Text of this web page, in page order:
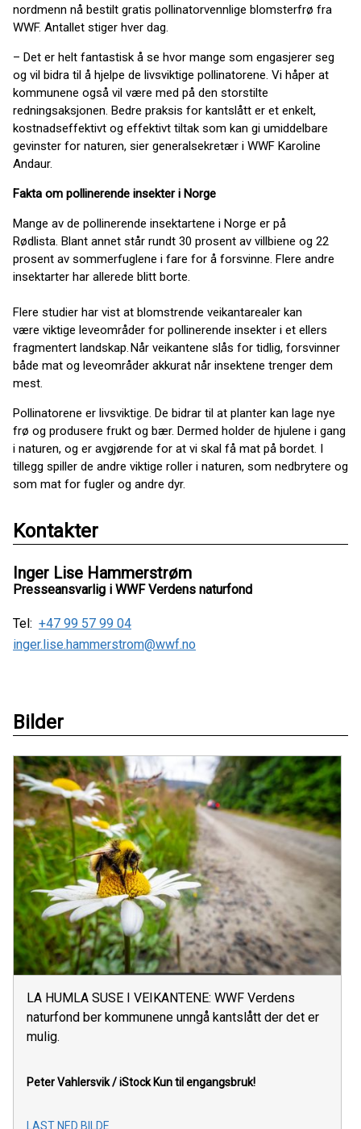
nordmenn nå bestilt gratis pollinatorvennlige blomsterfrø fra
WWF. Antallet stiger hver dag.
– Det er helt fantastisk å se hvor mange som engasjerer seg
og vil bidra til å hjelpe de livsviktige pollinatorene. Vi håper at
kommunene også vil være med på den storstilte
redningsaksjonen. Bedre praksis for kantslått er et enkelt,
kostnadseffektivt og effektivt tiltak som kan gi umiddelbare
gevinster for naturen, sier generalsekretær i WWF Karoline
Andaur.
Fakta om pollinerende insekter i Norge
Mange av de pollinerende insektartene i Norge er på
Rødlista. Blant annet står rundt 30 prosent av villbiene og 22
prosent av sommerfuglene i fare for å forsvinne. Flere andre
insektarter har allerede blitt borte.
Flere studier har vist at blomstrende veikantarealer kan
være viktige leveområder for pollinerende insekter i et ellers
fragmentert landskap. Når veikantene slås for tidlig, forsvinner
både mat og leveområder akkurat når insektene trenger dem
mest.
Pollinatorene er livsviktige. De bidrar til at planter kan lage nye
frø og produsere frukt og bær. Dermed holder de hjulene i gang
i naturen, og er avgjørende for at vi skal få mat på bordet. I
tillegg spiller de andre viktige roller i naturen, som nedbrytere og
som mat for fugler og andre dyr.
Kontakter
Inger Lise Hammerstrøm
Presseansvarlig i WWF Verdens naturfond
Tel: +47 99 57 99 04
inger.lise.hammerstrom@wwf.no
Bilder
LA HUMLA SUSE I VEIKANTENE: WWF Verdens
naturfond ber kommunene unngå kantslått der det er
mulig.
Peter Vahlersvik / iStock Kun til engangsbruk!
LAST NED BILDE